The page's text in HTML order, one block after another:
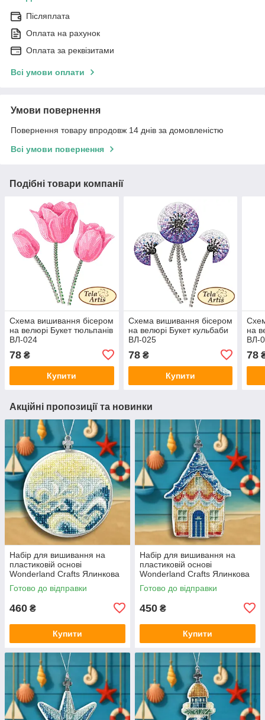
Післяплата
Оплата на рахунок
Оплата за реквізитами
Всі умови оплати
Умови повернення
Повернення товару впродовж 14 днів за домовленістю
Всі умови повернення
Подібні товари компанії
Схема вишивання бісером
на велюрі Букет тюльпанів
ВЛ-024
78 ₴
Купити
Схема вишивання бісером
на велюрі Букет кульбаби
ВЛ-025
78₴
Купити
на
ВЛ-
78
Акційні пропозиції та новинки
Набір для вишивання на
пластиковій основі
Wonderland Crafts Ялинкова
іграшка — Морські хвилі FLX-
151
Готово до відправки
460 ₴
Купити
Набір для вишивання на
пластиковій основі
Wonderland Crafts Ялинкова
іграшка — Будиночок біля
моря FLX-144
Готово до відправки
450 ₴
Купити